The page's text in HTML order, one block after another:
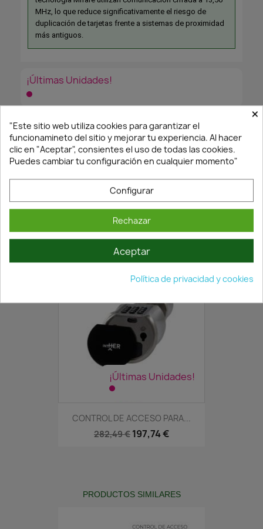
MHz, lo que reduce significativamente el riesgo de
duplicación de tarjetas frente a sistemas de proximidad
más antiguos.
¡Últimas Unidades!
Envío y devoluciones
Transporte
¡Últimas Unidades!
CONTROL DE ACCESO PARA...
282,49 € 197,74 €
PRODUCTOS SIMILARES
×
"Este sitio web utiliza cookies para garantizar el
funcionamineto del sitio y mejorar tu experiencia. Al hacer
clic en "Aceptar", consientes el uso de todas las cookies.
Puedes cambiar tu configuración en cualquier momento"
Configurar
Rechazar
Aceptar
Política de privacidad y cookies